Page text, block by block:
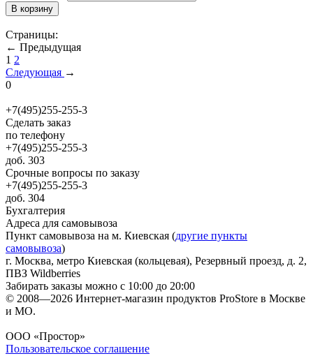
Страницы:
← Предыдущая
1 2
Следующая →
0
+7(495)255-255-3
Сделать заказ
по телефону
+7(495)255-255-3
доб. 303
Срочные вопросы по заказу
+7(495)255-255-3
доб. 304
Бухгалтерия
Адреса для самовывоза
Пункт самовывоза на м. Киевская (другие пункты
самовывоза)
г. Москва, метро Киевская (кольцевая), Резервный проезд, д. 2,
ПВЗ Wildberries
Забирать заказы можно с 10:00 до 20:00
© 2008—2026 Интернет-магазин продуктов ProStore в Москве
и МО.
ООО «Простор»
Пользовательское соглашение